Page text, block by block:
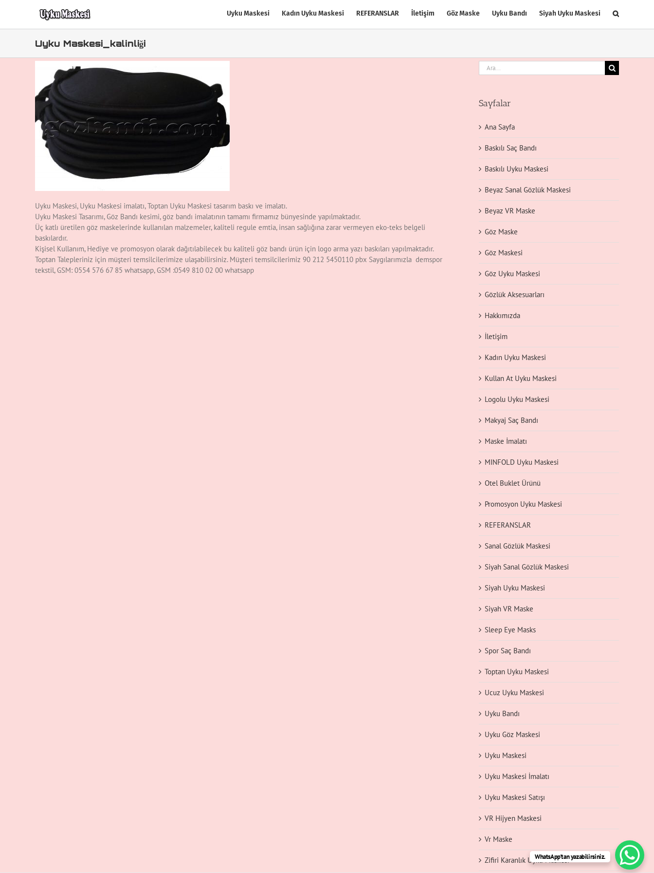
Uyku Maskesi Kadın Uyku Maskesi REFERANSLAR İletişim Göz Maske Uyku Bandı Siyah Uyku Maskesi
Uyku Maskesi_kalinliği
Uyku Maskesi, Uyku Maskesi imalatı, Toptan Uyku Maskesi tasarım baskı ve imalatı.
Uyku Maskesi Tasarımı, Göz Bandı kesimi, göz bandı imalatının tamamı firmamız bünyesinde yapılmaktadır.
Üç katlı üretilen göz maskelerinde kullanılan malzemeler, kaliteli regule emtia, insan sağlığına zarar vermeyen eko-teks belgeli
baskılardır.
Kişisel Kullanım, Hediye ve promosyon olarak dağıtılabilecek bu kaliteli göz bandı ürün için logo arma yazı baskıları yapılmaktadır.
Toptan Talepleriniz için müşteri temsilcilerimize ulaşabilirsiniz. Müşteri temsilcilerimiz 90 212 5450110 pbx Saygılarımızla demspor
tekstil, GSM: 0554 576 67 85 whatsapp, GSM :0549 810 02 00 whatsapp
Ara:
Sayfalar
Ana Sayfa
Baskılı Saç Bandı
Baskılı Uyku Maskesi
Beyaz Sanal Gözlük Maskesi
Beyaz VR Maske
Göz Maske
Göz Maskesi
Göz Uyku Maskesi
Gözlük Aksesuarları
Hakkımızda
İletişim
Kadın Uyku Maskesi
Kullan At Uyku Maskesi
Logolu Uyku Maskesi
Makyaj Saç Bandı
Maske İmalatı
MINFOLD Uyku Maskesi
Otel Buklet Ürünü
Promosyon Uyku Maskesi
REFERANSLAR
Sanal Gözlük Maskesi
Siyah Sanal Gözlük Maskesi
Siyah Uyku Maskesi
Siyah VR Maske
Sleep Eye Masks
Spor Saç Bandı
Toptan Uyku Maskesi
Ucuz Uyku Maskesi
Uyku Bandı
Uyku Göz Maskesi
Uyku Maskesi
Uyku Maskesi İmalatı
Uyku Maskesi Satışı
VR Hijyen Maskesi
Vr Maske
Zifiri Karanlık Uyku MaskesiWhatsApp'tan yazabilirsiniz.